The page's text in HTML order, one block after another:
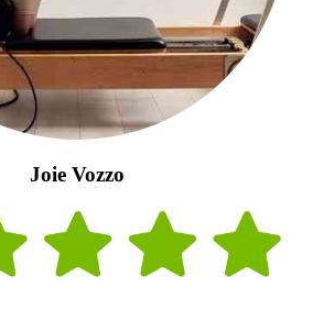
Joie Vozzo